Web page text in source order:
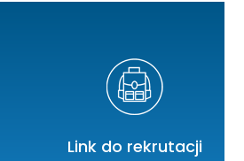
Link do rekrutacji